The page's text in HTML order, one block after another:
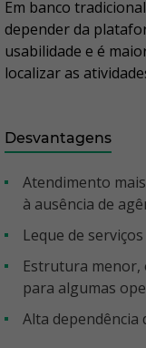
Em banco
depender da
usabilidade e é
localizar as
Desvantagens
Atendimento mais demorado em alguns casos devido
à ausência de
Leque de
Estrutura menor, o que pode causar desconfiança
para algumas
Alta